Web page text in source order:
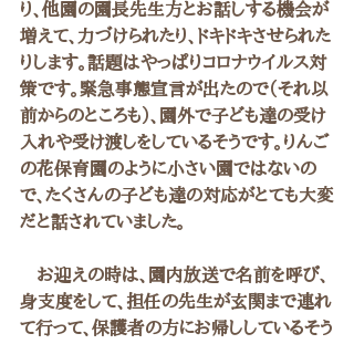
り、他園の園長先生方とお話しする機会が
増えて、力づけられたり、ドキドキさせられた
りします。話題はやっぱりコロナウイルス対
策です。緊急事態宣言が出たので（それ以
前からのところも）、園外で子ども達の受け
入れや受け渡しをしているそうです。りんご
の花保育園のように小さい園ではないの
で、たくさんの子ども達の対応がとても大変
だと話されていました。
お迎えの時は、園内放送で名前を呼び、
身支度をして、担任の先生が玄関まで連れ
て行って、保護者の方にお帰ししているそう